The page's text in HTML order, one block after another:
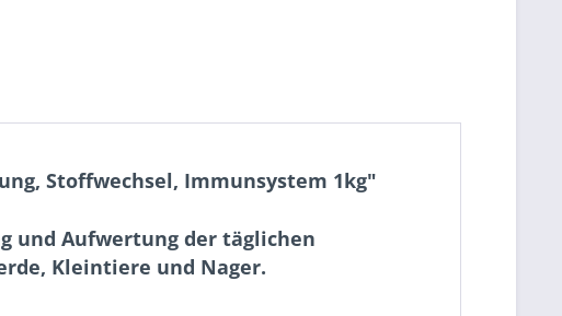
Stoffwechsel, Immunsystem 1kg"
und Aufwertung der täglichen
Kleintiere und Nager.